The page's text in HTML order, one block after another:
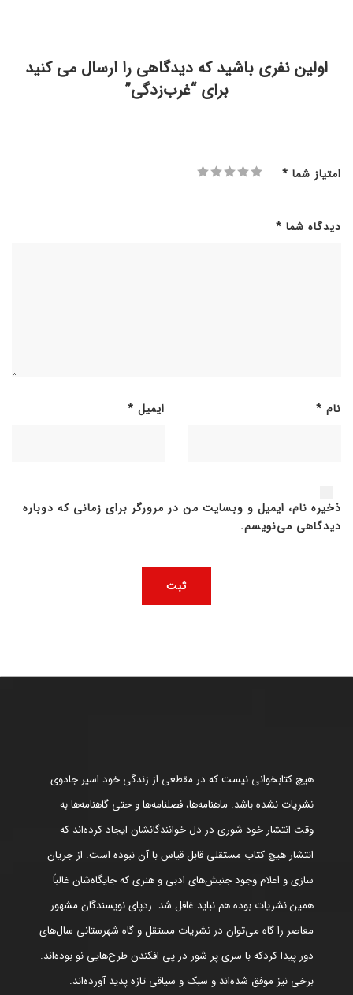
اولین نفری باشید که دیدگاهی را ارسال می کنید
برای “غرب‌زدگی”
امتیاز شما *
دیدگاه شما *
نام * ایمیل *
ذخیره نام، ایمیل و وبسایت من در مرورگر برای زمانی که دوباره
دیدگاهی می‌نویسم.
هیچ کتابخوانی نیست که در مقطعی از زندگی خود اسیر جادوی
نشریات نشده باشد. ماهنامه‌ها، فصلنامه‌ها و حتی گاهنامه‌ها به
وقت انتشار خود شوری در دل خوانندگانشان ایجاد کرده‌اند که
انتشار هیچ کتاب مستقلی قابل قیاس با آن نبوده است. از جریان
سازی و اعلام وجود جنبش‌های ادبی و هنری که جایگاه‌شان غالباً
همین نشریات بوده هم نباید غافل شد. ردپای نویسندگان مشهور
معاصر را گاه می‌توان در نشریات مستقل و گاه شهرستانی سال‌های
دور پیدا کردکه با سری پر شور در پی افکندن طرح‌هایی نو بوده‌اند.
برخی نیز موفق شده‌اند و سبک و سیاقی تازه پدید آورده‌اند.